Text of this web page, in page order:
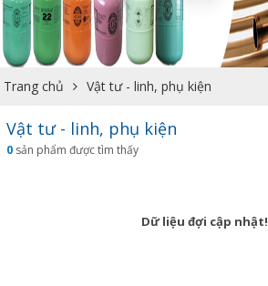
Trang chủ Vật tư - linh, phụ kiện
Vật tư - linh, phụ kiện
0 sản phẩm được tìm thấy
Dữ liệu đợi cập nhật!